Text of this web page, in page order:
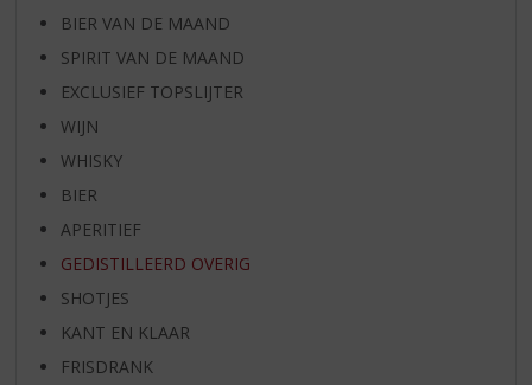
BIER VAN DE MAAND
SPIRIT VAN DE MAAND
EXCLUSIEF TOPSLIJTER
WIJN
WHISKY
BIER
APERITIEF
GEDISTILLEERD OVERIG
SHOTJES
KANT EN KLAAR
FRISDRANK